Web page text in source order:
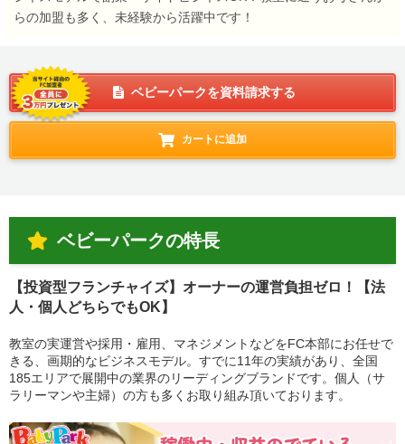
らの加盟も多く、未経験から活躍中です！
ベビーパークを資料請求する
カートに追加
ベビーパークの特長
【投資型フランチャイズ】オーナーの運営負担ゼロ！【法
人・個人どちらでもOK】
教室の実運営や採用・雇用、マネジメントなどをFC本部にお任せで
きる、画期的なビジネスモデル。すでに11年の実績があり、全国
185エリアで展開中の業界のリーディングブランドです。個人（サ
ラリーマンや主婦）の方も多くお取り組み頂いております。